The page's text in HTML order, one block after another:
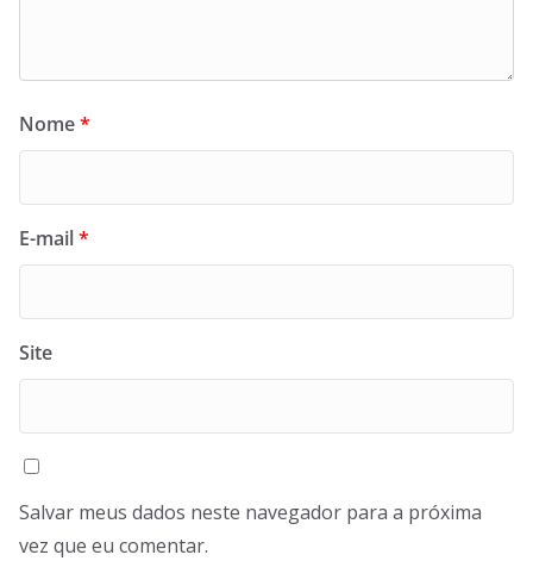
Nome*
E-mail*
Site
Salvar meus dados neste navegador para a próxima
vez que eu comentar.